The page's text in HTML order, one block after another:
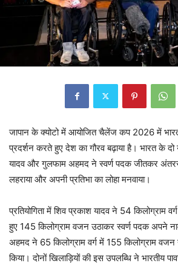
जापान के क्योटो में आयोजित चैलेंज कप 2026 में
प्रदर्शन करते हुए देश का गौरव बढ़ाया है। भारत के दो
यादव और गुलफाम अहमद ने स्वर्ण पदक जीतकर
लहराया और अपनी प्रतिभा का लोहा मनवाया।
प्रतियोगिता में शिव प्रकाश यादव ने 54 किलोग्राम
हुए 145 किलोग्राम वजन उठाकर स्वर्ण पदक अपने
अहमद ने 65 किलोग्राम वर्ग में 155 किलोग्राम
किया। दोनों खिलाड़ियों की इस उपलब्धि ने भारतीय